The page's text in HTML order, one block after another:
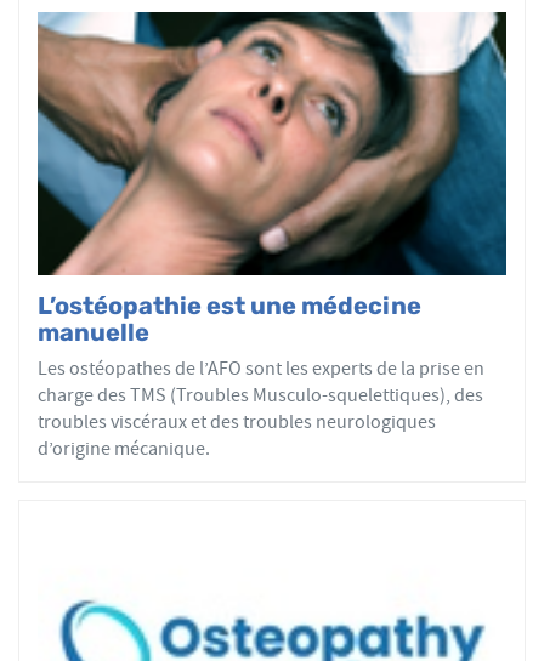
irréversibles.
Nourrissons, enfants, adultes ou seniors, actifs ou
sédentaires, avec des douleurs aiguës ou chroniques,
tous les patients reçoivent un traitement ostéopathique
par mobilisations ou manipulations des sphères
articulaires, viscérales ou crâniennes.
Le réseau AFO garantit une assurance qualité de la
formation et de la pratique de l’ostéopathe rationnelle.
Les adhérents de l’AFO sont agréés par le ministère de la
Santé et sont enregistrés dans l’Annuaire Santé pour
avoir le droit d'user du titre d’ostéopathe et d'exercer les
actes ostéopathiques.
L’ostéopathie est une médecine
manuelle
Les ostéopathes de l’AFO sont les experts de la prise en
charge des TMS (Troubles Musculo-squelettiques), des
troubles viscéraux et des troubles neurologiques
d’origine mécanique.